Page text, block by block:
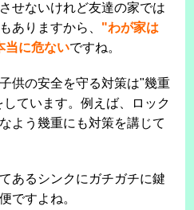
せないけれど友達の家では
ありますから、 "わが家は
当に危ないですね。
供の安全を守る対策は"幾重
ています。例えば、ロック
よう幾重にも対策を講じて
あるシンクにガチガチに鍵
ですよね。